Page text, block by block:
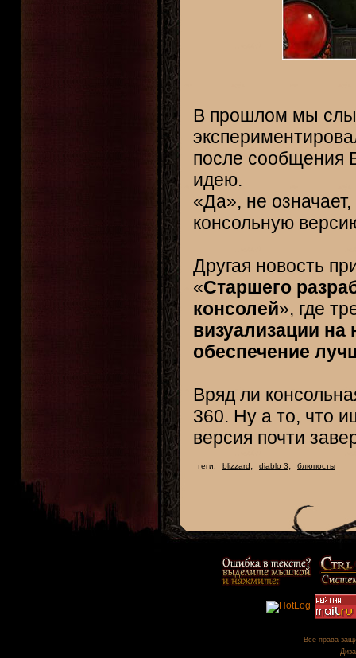
В прошлом мы
после сообщения
идею.
«Да», не
консольную
Другая новость
«Старшего
консолей», где
визуализации
обеспечение
Вряд ли
360. Ну а то, что
версия почти
теги: blizzard, diablo 3, блюпосты
Все права